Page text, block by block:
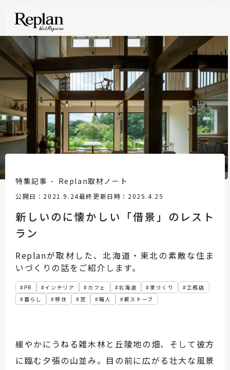
新しいのに懐かしい「借景」のレスト
ラン
公開日：2021.9.24最終更新日時：2025.4.25
特集記事 Replan取材ノート
PR インテリア カフェ 北海道 家づくり
工務店
暮らし
移住 窓 職人 薪ストーブ
Replanが取材した、北海道・東北の素敵な住ま
いづくりの話をご紹介します。
緩やかにうねる雑木林と丘陵地の畑、そして彼方
に臨む夕張の山並み。目の前に広がる壮大な風景